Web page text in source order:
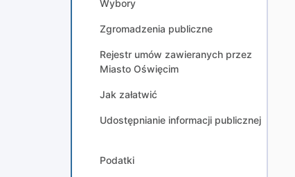
Wybory
Zgromadzenia publiczne
Rejestr umów zawieranych przez
Miasto Oświęcim
Jak załatwić
Udostępnianie informacji publicznej
Podatki